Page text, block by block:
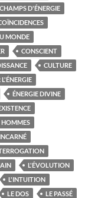
CHAMPS D'ÉNERGIE
MONDE
CONSCIENT
CULTURE
ÉNERGIE DIVINE
HOMMES
INCARNÉ
L'ÉVOLUTION
L'INTUITION
LE DOS
LE PASSÉ